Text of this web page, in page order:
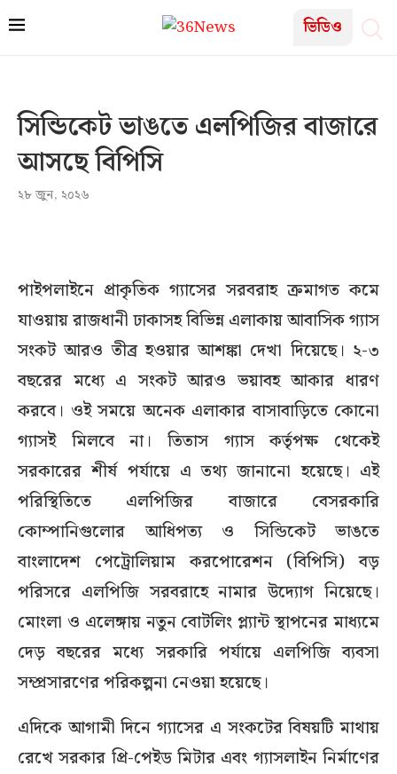
ভিডিও
সিন্ডিকেট ভাঙতে এলপিজির বাজারে
আসছে বিপিসি
২৮ জুন, ২০২৬
পাইপলাইনে প্রাকৃতিক গ্যাসের সরবরাহ ক্রমাগত কমে
যাওয়ায় রাজধানী ঢাকাসহ বিভিন্ন এলাকায় আবাসিক গ্যাস
সংকট আরও তীব্র হওয়ার আশঙ্কা দেখা দিয়েছে। ২-৩
বছরের মধ্যে এ সংকট আরও ভয়াবহ আকার ধারণ
করবে। ওই সময়ে অনেক এলাকার বাসাবাড়িতে কোনো
গ্যাসই মিলবে না। তিতাস গ্যাস কর্তৃপক্ষ থেকেই
সরকারের শীর্ষ পর্যায়ে এ তথ্য জানানো হয়েছে। এই
পরিস্থিতিতে এলপিজির বাজারে বেসরকারি
কোম্পানিগুলোর আধিপত্য ও সিন্ডিকেট ভাঙতে
বাংলাদেশ পেট্রোলিয়াম করপোরেশন (বিপিসি) বড়
পরিসরে এলপিজি সরবরাহে নামার উদ্যোগ নিয়েছে।
মোংলা ও এলেঙ্গায় নতুন বোটলিং প্ল্যান্ট স্থাপনের মাধ্যমে
দেড় বছরের মধ্যে সরকারি পর্যায়ে এলপিজি ব্যবসা
সম্প্রসারণের পরিকল্পনা নেওয়া হয়েছে।
এদিকে আগামী দিনে গ্যাসের এ সংকটের বিষয়টি মাথায়
রেখে সরকার প্রি-পেইড মিটার এবং গ্যাসলাইন নির্মাণের